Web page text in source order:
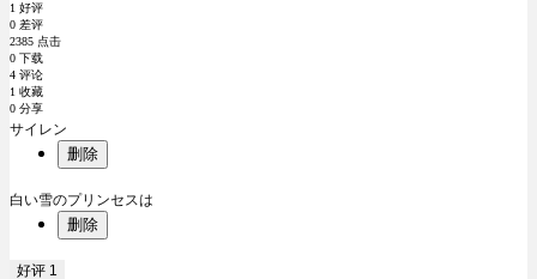
1 好评
0 差评
2385 点击
0 下载
4 评论
1 收藏
0 分享
サイレン
删除
白い雪のプリンセスは
删除
好评 1